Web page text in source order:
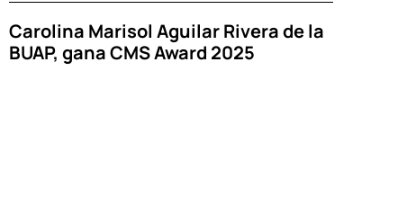
Carolina Marisol Aguilar Rivera de la
BUAP, gana CMS Award 2025